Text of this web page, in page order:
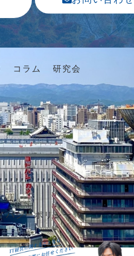
コラム 研究会
バシーポリシー